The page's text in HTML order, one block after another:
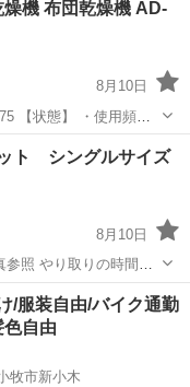
機 布団乾燥機 AD-
8月10日
度
い ・お値引きは出来か
態についてはご...
ト シングルサイズ
8月10日
間を
的 行いたいと思いま
す、ご協力をお願い致します。 引渡し場所： 八王子市鑓...
敷き布団
/服装自由/バイク通勤
自由
牧市新小木